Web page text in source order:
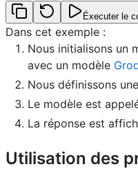
Éxecuter le
Dans cet exemple :
Nous initialisons un
avec un modèle
Nous définissons
Le modèle est
La réponse est
Utilisation des